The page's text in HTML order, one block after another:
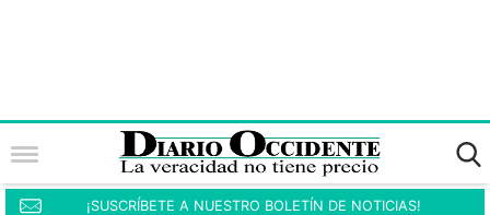
¡SUSCRÍBETE A NUESTRO BOLETÍN DE NOTICIAS!